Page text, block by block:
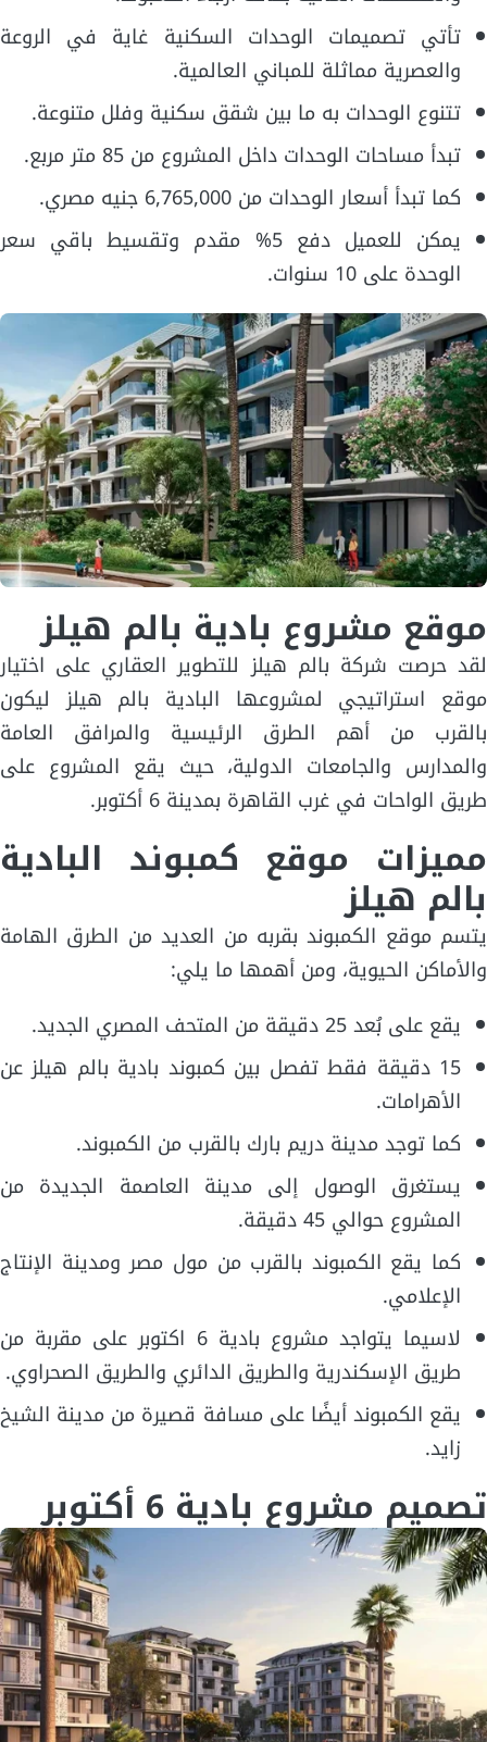
تأتي تصميمات الوحدات السكنية غاية في الروعة
والعصرية مماثلة للمباني العالمية.
تتنوع الوحدات به ما بين شقق سكنية وفلل متنوعة.
تبدأ مساحات الوحدات داخل المشروع من 85 متر مربع.
كما تبدأ أسعار الوحدات من 6,765,000 جنيه مصري.
يمكن للعميل دفع 5% مقدم وتقسيط باقي سعر
الوحدة على 10 سنوات.
موقع مشروع بادية بالم هيلز
لقد حرصت شركة بالم هيلز للتطوير العقاري على اختيار
موقع استراتيجي لمشروعها البادية بالم هيلز ليكون
بالقرب من أهم الطرق الرئيسية والمرافق العامة
والمدارس والجامعات الدولية، حيث يقع المشروع على
طريق الواحات في غرب القاهرة بمدينة 6 أكتوبر.
مميزات موقع كمبوند البادية
بالم هيلز
يتسم موقع الكمبوند بقربه من العديد من الطرق الهامة
والأماكن الحيوية، ومن أهمها ما يلي:
يقع على بُعد 25 دقيقة من المتحف المصري الجديد.
15 دقيقة فقط تفصل بين كمبوند بادية بالم هيلز عن
الأهرامات.
كما توجد مدينة دريم بارك بالقرب من الكمبوند.
يستغرق الوصول إلى مدينة العاصمة الجديدة من
المشروع حوالي 45 دقيقة.
كما يقع الكمبوند بالقرب من مول مصر ومدينة الإنتاج
الإعلامي.
لاسيما يتواجد مشروع بادية 6 اكتوبر على مقربة من
طريق الإسكندرية والطريق الدائري والطريق الصحراوي.
يقع الكمبوند أيضًا على مسافة قصيرة من مدينة الشيخ
زايد.
تصميم مشروع بادية 6 أكتوبر